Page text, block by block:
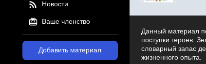
Новости
Ваше членство
Добавить материал
Данный материал
поступки героев.
словарный запас
жизненного опыта.